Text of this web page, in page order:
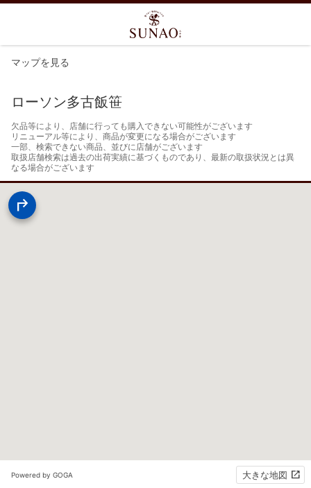
マップを見る
ローソン多古飯笹
欠品等により、店舗に行っても購入できない可能性がございます
リニューアル等により、商品が変更になる場合がございます
一部、検索できない商品、並びに店舗がございます
取扱店舗検索は過去の出荷実績に基づくものであり、最新の取扱状況とは異
なる場合がございます
Powered by GOGA 大きな地図